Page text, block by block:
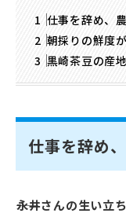
仕事を辞め、
朝採りの鮮度
黒崎茶豆の産
仕事を辞め
――永井さんの生い